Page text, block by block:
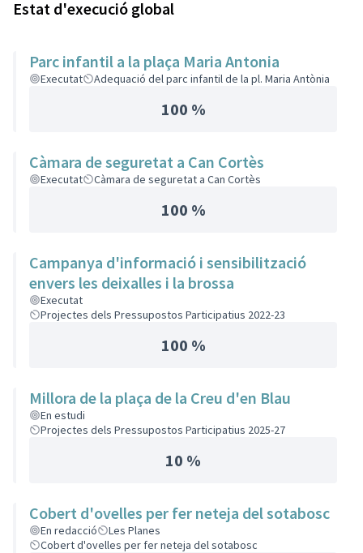
Estat d'execució global
Parc infantil a la plaça Maria Antonia
Executat Adequació del parc infantil de la pl. Maria Antònia
100 %
Càmara de seguretat a Can Cortès
Executat Càmara de seguretat a Can Cortès
100 %
Campanya d'informació i sensibilització
envers les deixalles i la brossa
Executat
Projectes dels Pressupostos Participatius 2022-23
100 %
Millora de la plaça de la Creu d'en Blau
En estudi
Projectes dels Pressupostos Participatius 2025-27
10 %
Cobert d'ovelles per fer neteja del sotabosc
En redacció
Les Planes
Cobert d'ovelles per fer neteja del sotabosc